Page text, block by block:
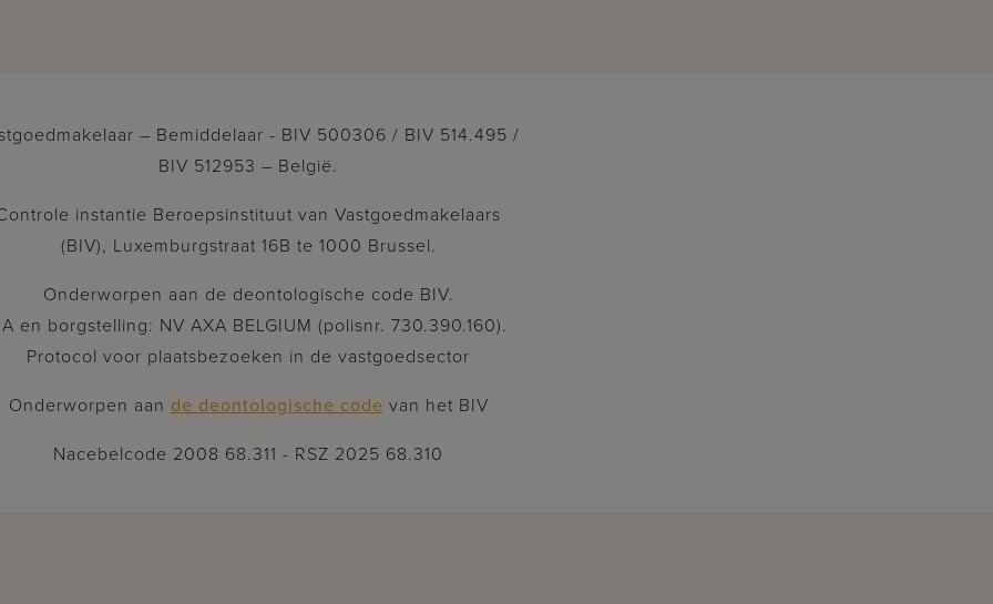
– Bemiddelaar - BIV 500306 / BIV 514.495 /
BIV 512953 – België.
instantie Beroepsinstituut van Vastgoedmakelaars
(BIV), Luxemburgstraat 16B te 1000 Brussel.
Onderworpen aan de deontologische code BIV.
en borgstelling: NV AXA BELGIUM (polisnr. 730.390.160).
Protocol voor plaatsbezoeken in de vastgoedsector
Onderworpen aan de deontologische code van het BIV
Nacebelcode 2008 68.311 - RSZ 2025 68.310